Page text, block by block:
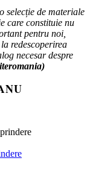
selecție de materiale
care constituie nu
pentru noi,
redescoperirea
necesar despre